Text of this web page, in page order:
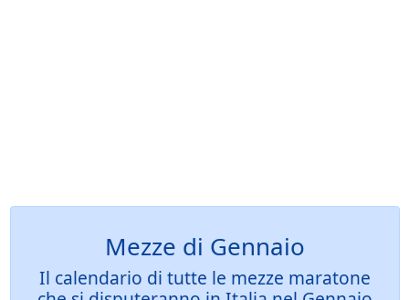
Mezze di Gennaio
Il calendario di tutte le mezze maratone